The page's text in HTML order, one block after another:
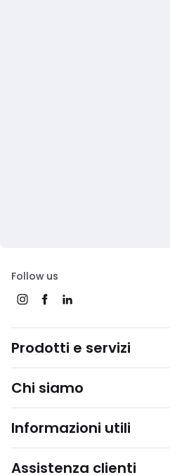
Follow us
Prodotti e servizi
Chi siamo
Informazioni utili
Assistenza clienti